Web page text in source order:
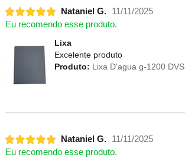
Nataniel G.
11/11/2025
Eu recomendo esse produto.
Lixa
Excelente produto
Produto: Lixa D'agua g-1200 DVS
Nataniel G.
11/11/2025
Eu recomendo esse produto.